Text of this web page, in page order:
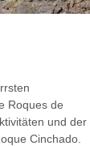
Roques de
und der
Cinchado.